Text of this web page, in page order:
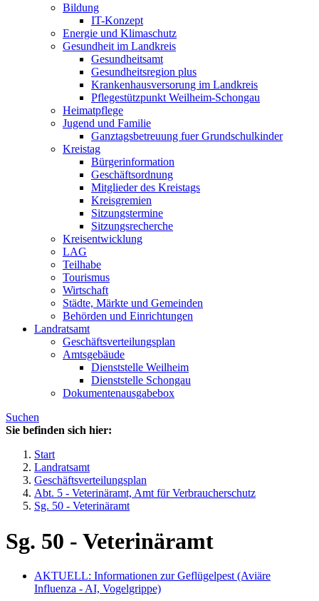
Bildung
IT-Konzept
Energie und Klimaschutz
Gesundheit im Landkreis
Gesundheitsamt
Gesundheitsregion plus
Krankenhausversorung im Landkreis
Pflegestützpunkt Weilheim-Schongau
Heimatpflege
Jugend und Familie
Ganztagsbetreuung fuer Grundschulkinder
Kreistag
Bürgerinformation
Geschäftsordnung
Mitglieder des Kreistags
Kreisgremien
Sitzungstermine
Sitzungsrecherche
Kreisentwicklung
LAG
Teilhabe
Tourismus
Wirtschaft
Städte, Märkte und Gemeinden
Behörden und Einrichtungen
Landratsamt
Geschäftsverteilungsplan
Amtsgebäude
Dienststelle Weilheim
Dienststelle Schongau
Dokumentenausgabebox
Suchen
Sie befinden sich hier:
Start
Landratsamt
Geschäftsverteilungsplan
Abt. 5 - Veterinäramt, Amt für Verbraucherschutz
Sg. 50 - Veterinäramt
Sg. 50 - Veterinäramt
AKTUELL: Informationen zur Geflügelpest (Aviäre
Influenza - AI, Vogelgrippe)